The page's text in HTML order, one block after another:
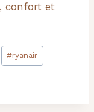
confort et
#ryanair